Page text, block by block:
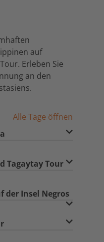
auf
Erleben Sie
an den
Alle Tage öffnen
Tagaytay Tour
der Insel Negros